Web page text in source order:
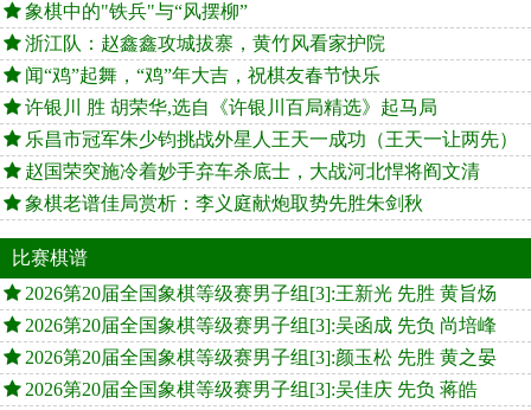
象棋中的"铁兵"与“风摆柳”
浙江队：赵鑫鑫攻城拔寨，黄竹风看家护院
闻“鸡”起舞，“鸡”年大吉，祝棋友春节快乐
许银川 胜 胡荣华,选自《许银川百局精选》起马局
乐昌市冠军朱少钧挑战外星人王天一成功（王天一让两先）
赵国荣突施冷着妙手弃车杀底士，大战河北悍将阎文清
象棋老谱佳局赏析：李义庭献炮取势先胜朱剑秋
比赛棋谱
2026第20届全国象棋等级赛男子组[3]:王新光 先胜 黄旨炀
2026第20届全国象棋等级赛男子组[3]:吴函成 先负 尚培峰
2026第20届全国象棋等级赛男子组[3]:颜玉松 先胜 黄之晏
2026第20届全国象棋等级赛男子组[3]:吴佳庆 先负 蒋皓